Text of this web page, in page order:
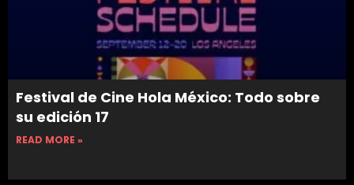
Festival de Cine Hola México: Todo sobre
su edición 17
READ MORE »